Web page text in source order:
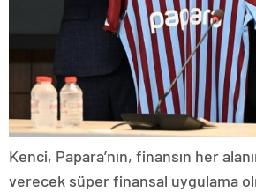
Kenci, Papara’nın, finansın her
verecek süper finansal uygulama